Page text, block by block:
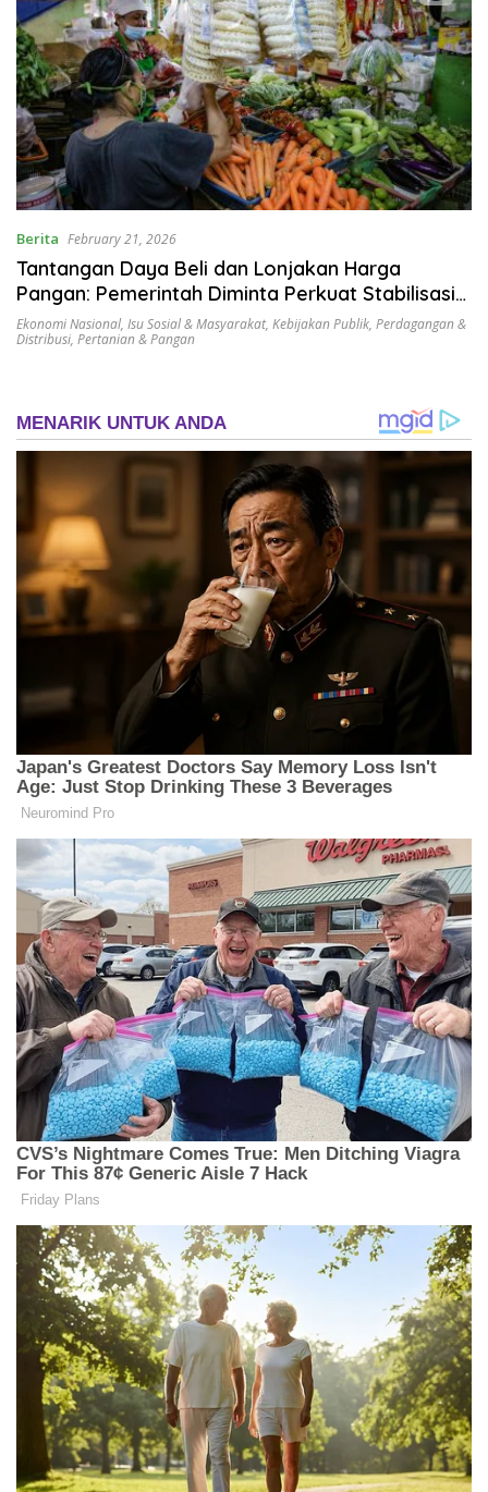
Berita February 21, 2026
Tantangan Daya Beli dan Lonjakan Harga
Pangan: Pemerintah Diminta Perkuat Stabilisasi
Pasar
Ekonomi Nasional, Isu Sosial & Masyarakat, Kebijakan Publik, Perdagangan &
Distribusi, Pertanian & Pangan